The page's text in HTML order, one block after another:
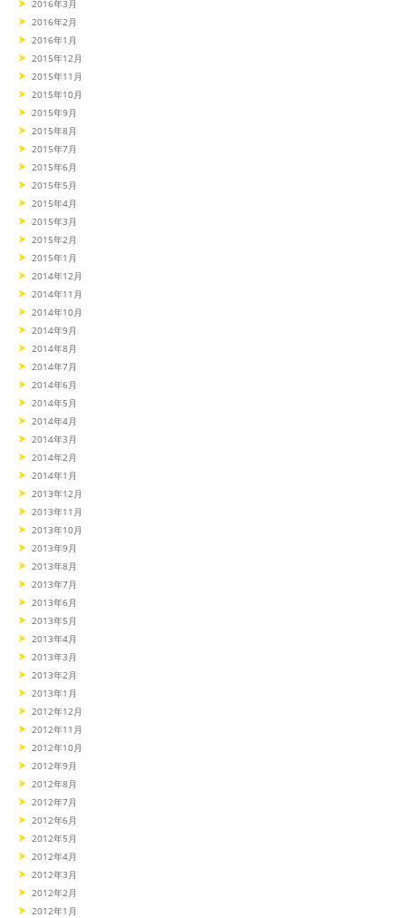
2016年3月
2016年2月
2016年1月
2015年12月
2015年11月
2015年10月
2015年9月
2015年8月
2015年7月
2015年6月
2015年5月
2015年4月
2015年3月
2015年2月
2015年1月
2014年12月
2014年11月
2014年10月
2014年9月
2014年8月
2014年7月
2014年6月
2014年5月
2014年4月
2014年3月
2014年2月
2014年1月
2013年12月
2013年11月
2013年10月
2013年9月
2013年8月
2013年7月
2013年6月
2013年5月
2013年4月
2013年3月
2013年2月
2013年1月
2012年12月
2012年11月
2012年10月
2012年9月
2012年8月
2012年7月
2012年6月
2012年5月
2012年4月
2012年3月
2012年2月
2012年1月